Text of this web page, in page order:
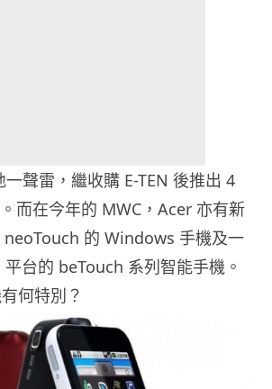
聲雷，繼收購 E-TEN 後推出 4
而在今年的 MWC，Acer 亦有新
neoTouch 的 Windows 手機及一
台的 beTouch 系列智能手機。
何特別？